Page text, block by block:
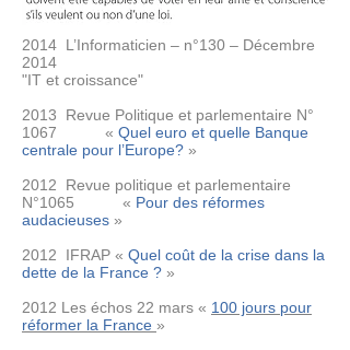
2014 L’Informaticien – n°130 – Décembre
2014
"IT et croissance"
2013 Revue Politique et parlementaire N°
1067 « Quel euro et quelle Banque
centrale pour l’Europe? »
2012 Revue politique et parlementaire
N°1065 « Pour des réformes
audacieuses »
2012 IFRAP « Quel coût de la crise dans la
dette de la France ? »
2012 Les échos 22 mars « 100 jours pour
réformer la France »